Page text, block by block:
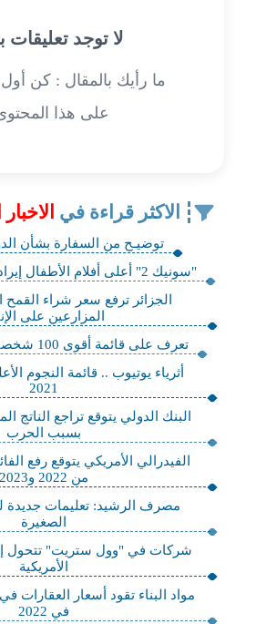
لا توجد تعليقات
ما رأيك بالمقال : كن
على هذا
الاكثر قراءة في
توضيـح من السفارة بشأن
"سونيك 2" أعلى أفلام الأطفال إيراداً في عصر "كورونا"
الجزائر ترفع سعر شراء
المزارعين على
تعرف على قائمة أقوى 100 شخصية عربية في 2022
أثرياء يوتيوب .. قائمة النجوم
2021
بسبب الحرب
من 2022 و2023
مصرف الرشيد: تعليمات جديدة
الصغيرة
شركات في "وول ستريت" تتحول
الأمريكية
في 2022